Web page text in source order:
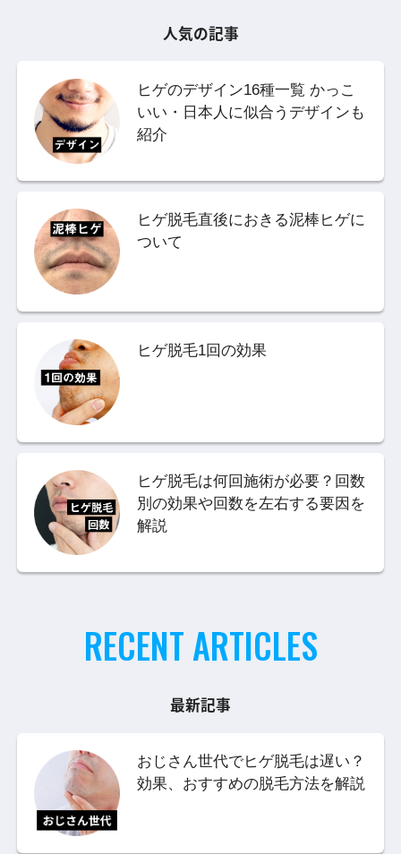
人気の記事
ヒゲのデザイン16種一覧 かっこ
いい・日本人に似合うデザインも
紹介
ヒゲ脱毛直後におきる泥棒ヒゲに
ついて
ヒゲ脱毛1回の効果
ヒゲ脱毛は何回施術が必要？回数
別の効果や回数を左右する要因を
解説
RECENT ARTICLES
最新記事
おじさん世代でヒゲ脱毛は遅い？
効果、おすすめの脱毛方法を解説